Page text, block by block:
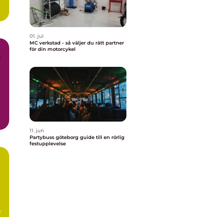
01. jul
MC verkstad - så väljer du rätt partner
för din motorcykel
11. jun
Partybuss göteborg guide till en rörlig
festupplevelse